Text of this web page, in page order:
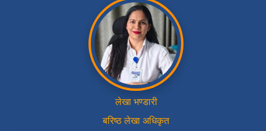
लेखा भण्डारी
बरिष्ठ लेखा अधिकृत